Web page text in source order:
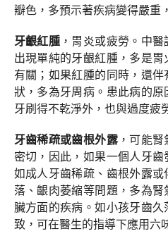
瓣色，多預示著疾病變得嚴重
牙齦紅腫 ，胃炎或疲勞。中
出現單純的牙齦紅腫，多是
有關；如果紅腫的同時，還
狀，多為牙周病。患此病的原
牙刷得不乾淨外，也與過度疲
牙齒稀疏或齒根外露，可能腎
密切，因此，如果一個人牙齒
如成人牙齒稀疏、齒根外露
落、齦肉萎縮等問題，多為
臟方面的疾病。如小孩牙齒
致，可在醫生的指導下應用六